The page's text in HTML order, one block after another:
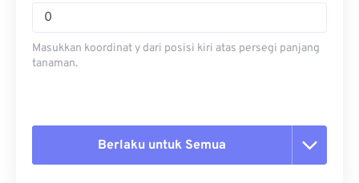
Masukkan koordinat y dari posisi kiri atas persegi panjang
tanaman.
Berlaku untuk Semua